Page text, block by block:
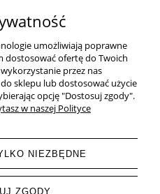
wersję strony
umożliwiają poprawne
dostosować ofertę do Twoich
przez nas
sklepu lub dostosować użycie
opcję "Dostosuj zgody".
w naszej Polityce
NIEZBĘDNE
ZGODY